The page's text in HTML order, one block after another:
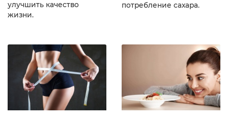
улучшить качество
жизни.
потребление сахара.